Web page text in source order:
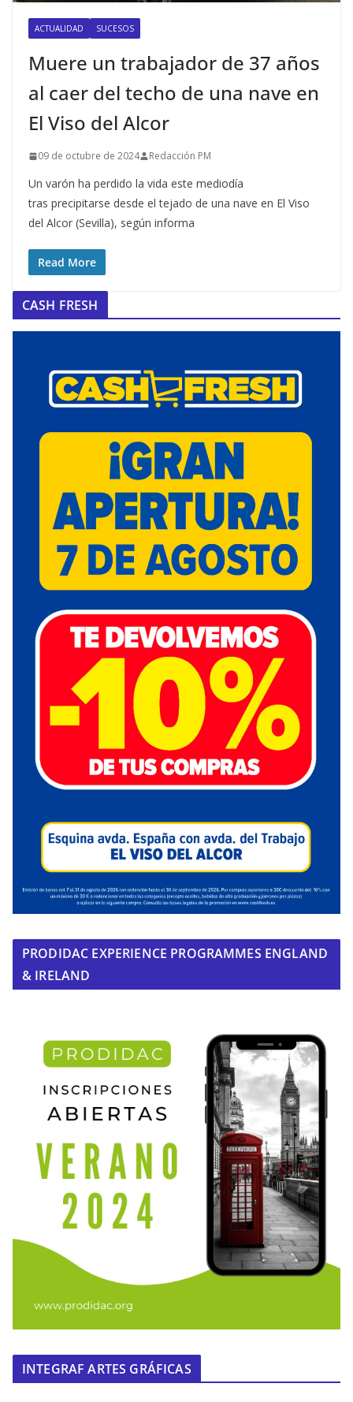
ACTUALIDAD SUCESOS
Muere un trabajador de 37 años
al caer del techo de una nave en
El Viso del Alcor
09 de octubre de 2024 Redacción PM
Un varón ha perdido la vida este mediodía
tras precipitarse desde el tejado de una nave en El Viso
del Alcor (Sevilla), según informa
Read More
CASH FRESH
PRODIDAC EXPERIENCE PROGRAMMES ENGLAND
& IRELAND
INTEGRAF ARTES GRÁFICAS